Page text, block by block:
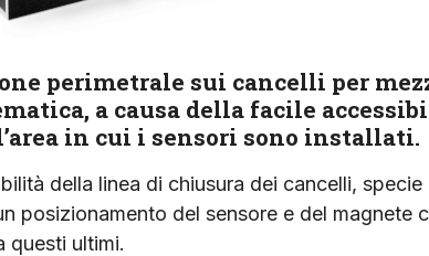
perimetrale sui cancelli per
a causa della facile
in cui i sensori sono installati.
della linea di chiusura dei cancelli,
posizionamento del sensore e del magnete
questi ultimi.